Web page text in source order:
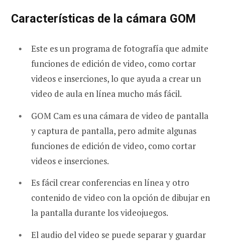
Características de la cámara GOM
Este es un programa de fotografía que admite
funciones de edición de video, como cortar
videos e inserciones, lo que ayuda a crear un
video de aula en línea mucho más fácil.
GOM Cam es una cámara de video de pantalla
y captura de pantalla, pero admite algunas
funciones de edición de video, como cortar
videos e inserciones.
Es fácil crear conferencias en línea y otro
contenido de video con la opción de dibujar en
la pantalla durante los videojuegos.
El audio del video se puede separar y guardar